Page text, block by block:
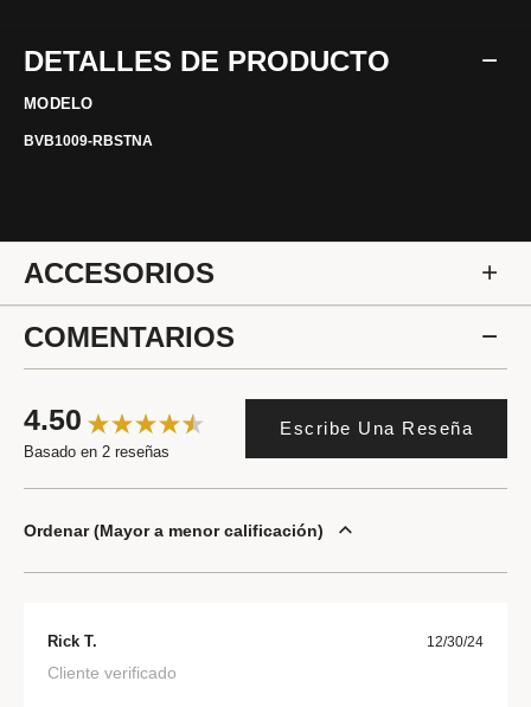
DETALLES DE PRODUCTO
MODELO
BVB1009-RBSTNA
ACCESORIOS
COMENTARIOS
4.50
Basado en 2 reseñas
Escribe Una Reseña
Ordenar Mayor a menor calificación
Rick T. 12/30/24
Cliente verificado